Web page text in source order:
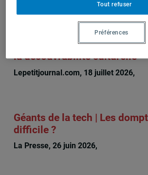
Sur le même sujet
Le LATICCE, le laboratoire
la découvrabilité culturelle
Lepetitjournal.com, 18 juillet 2026,
Géants de la tech | Les
difficile ?
La Presse, 26 juin 2026,
Tout refuser
Préférences